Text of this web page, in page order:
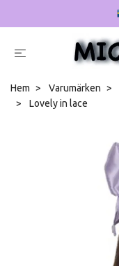
Hem Varumärken
Lovely in lace